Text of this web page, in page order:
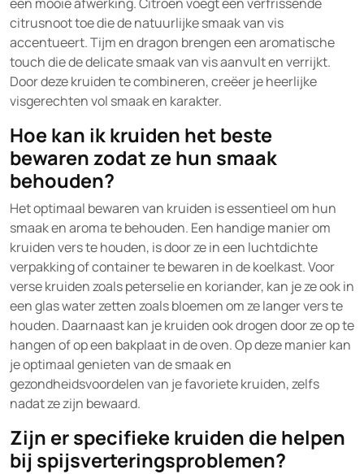
citrusnoot toe die de natuurlijke smaak van vis
accentueert. Tijm en dragon brengen een aromatische
touch die de delicate smaak van vis aanvult en verrijkt.
Door deze kruiden te combineren, creëer je heerlijke
visgerechten vol smaak en karakter.
Hoe kan ik kruiden het beste
bewaren zodat ze hun smaak
behouden?
Het optimaal bewaren van kruiden is essentieel om hun
smaak en aroma te behouden. Een handige manier om
kruiden vers te houden, is door ze in een luchtdichte
verpakking of container te bewaren in de koelkast. Voor
verse kruiden zoals peterselie en koriander, kan je ze ook in
een glas water zetten zoals bloemen om ze langer vers te
houden. Daarnaast kan je kruiden ook drogen door ze op te
hangen of op een bakplaat in de oven. Op deze manier kan
je optimaal genieten van de smaak en
gezondheidsvoordelen van je favoriete kruiden, zelfs
nadat ze zijn bewaard.
Zijn er specifieke kruiden die helpen
bij spijsverteringsproblemen?